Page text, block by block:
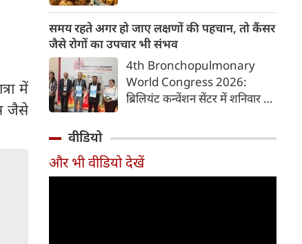
में
जैसे
लाजवाब हों। यहां आपके लिये प्रस्तुत
हैं पकौड़ों से लेकर कॉर्न फ्रिटर्स तक
के कई मसालेदार स्नैक्स की ऐसी
रेसिपीज, जिन्हें आप घर पर कम
समय में आसानी से तैयार कर सकते
हैं।
समय रहते अगर हो जाए लक्षणों की पहचान, तो कैंसर
जैसे रोगों का उपचार भी संभव
4th Bronchopulmonary
World Congress 2026:
ब्रिलियंट कन्वेंशन सेंटर में शनिवार से
विदेश से आए पल्मोनोलॉजिस्ट,
क्रिटिकल केयर विशेषज्ञ, थोरासिक
वीडियो
और भी वीडियो देखें